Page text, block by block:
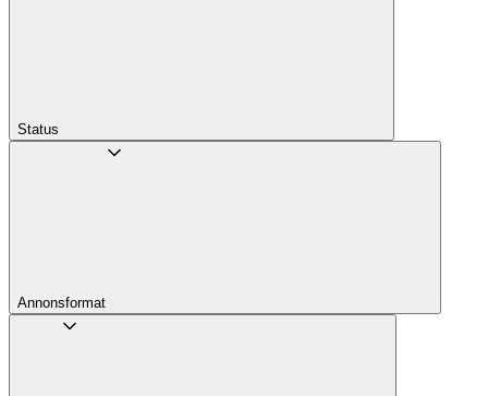
Status
Annons­format